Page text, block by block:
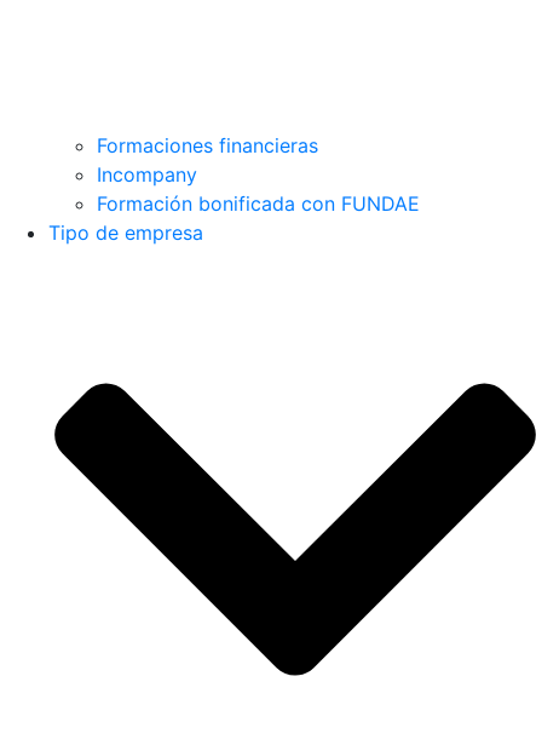
Formaciones financieras
Incompany
Formación bonificada con FUNDAE
Tipo de empresa